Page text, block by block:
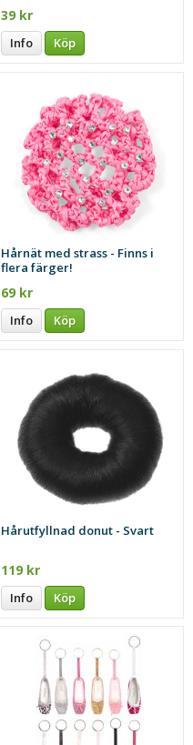
39 kr
Info Köp
Hårnät med strass - Finns i
flera färger!
69 kr
Info Köp
Hårutfyllnad donut - Svart
119 kr
Info Köp